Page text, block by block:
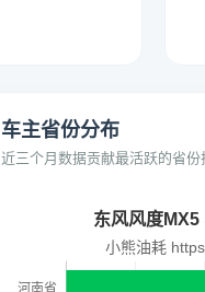
车主省份分布
近三个月数据贡献最活跃的省份